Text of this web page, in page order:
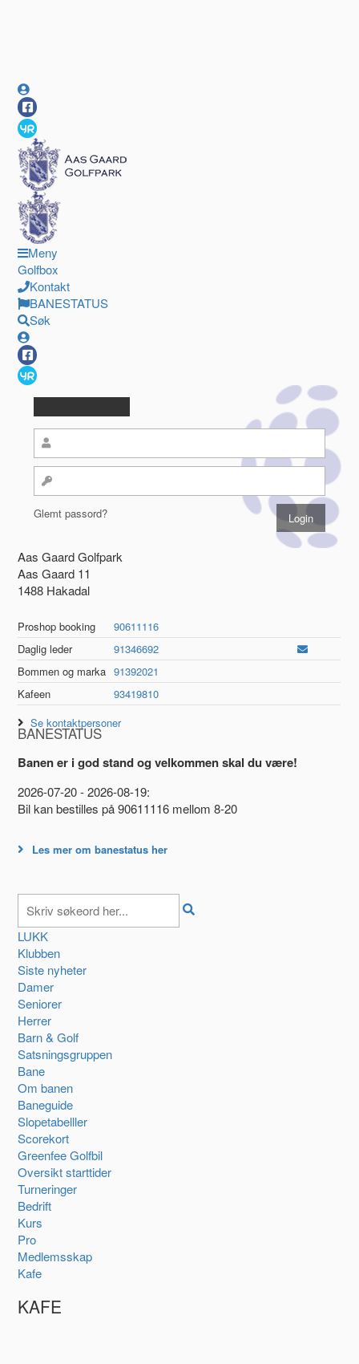
Meny
Golfbox
Kontakt
BANESTATUS
Søk
Glemt passord?
Aas Gaard Golfpark
Aas Gaard 11
1488 Hakadal
Proshop booking
90611116
Daglig leder
91346692
Bommen og marka 91392021
Kafeen
93419810
Se kontaktpersoner
BANESTATUS
Banen er i god stand og velkommen skal du være!
2026-07-20 - 2026-08-19:
Bil kan bestilles på 90611116 mellom 8-20
Les mer om banestatus her
LUKK
Klubben
Siste nyheter
Damer
Seniorer
Herrer
Barn & Golf
Satsningsgruppen
Bane
Om banen
Baneguide
Slopetabelller
Scorekort
Greenfee Golfbil
Oversikt starttider
Turneringer
Bedrift
Kurs
Pro
Medlemsskap
Kafe
KAFE